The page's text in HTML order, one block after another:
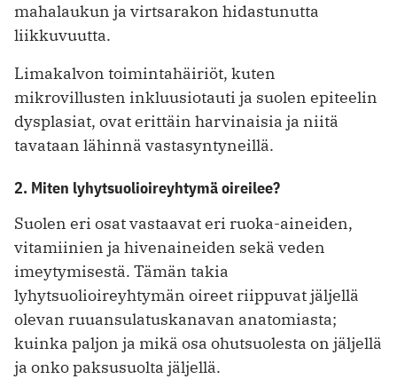
mahalaukun ja virtsarakon hidastunutta
liikkuvuutta.
Limakalvon toimintahäiriöt, kuten
mikrovillusten inkluusiotauti ja suolen epiteelin
dysplasiat, ovat erittäin harvinaisia ja niitä
tavataan lähinnä vastasyntyneillä.
2. Miten lyhytsuolioireyhtymä oireilee?
Suolen eri osat vastaavat eri ruoka-aineiden,
vitamiinien ja hivenaineiden sekä veden
imeytymisestä. Tämän takia
lyhytsuolioireyhtymän oireet riippuvat jäljellä
olevan ruuansulatuskanavan anatomiasta;
kuinka paljon ja mikä osa ohutsuolesta on jäljellä
ja onko paksusuolta jäljellä.